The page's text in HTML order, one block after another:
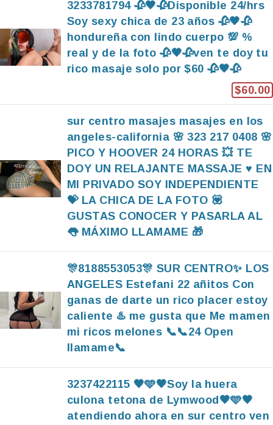
3233781794 🥀🖤🥀Disponible 24/hrs
Soy sexy chica de 23 años 🥀🖤🥀
hondureña con lindo cuerpo 💯 %
real y de la foto 🥀🖤🥀ven te doy tu
rico masaje solo por $60 🥀🖤🥀
$60.00
sur centro masajes masajes en los
angeles-california 🌸 323 217 0408 🌸
PICO Y HOOVER 24 HORAS 💥 TE
DOY UN RELAJANTE MASSAJE ♥️ EN
MI PRIVADO SOY INDEPENDIENTE
💝 LA CHICA DE LA FOTO 💟
GUSTAS CONOCER Y PASARLA AL
👅 MÁXIMO LLAMAME 🎁
🎊8188553053🎊 SUR CENTRO✨ LOS
ANGELES Estefani 22 añitos Con
ganas de darte un rico placer estoy
caliente ♨️ me gusta que Me mamen
mi ricos melones 📞📞24 Open
llamame📞
3237422115 🖤🩵🖤Soy la huera
culona tetona de Lymwood🖤🩵🖤
atendiendo ahora en sur centro ven